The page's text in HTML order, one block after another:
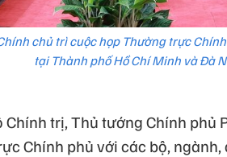
chủ trì cuộc họp Thường trực
tại Thành phố Hồ Chí Minh và Đà
Chính trị, Thủ tướng Chính phủ
Chính phủ với các bộ,